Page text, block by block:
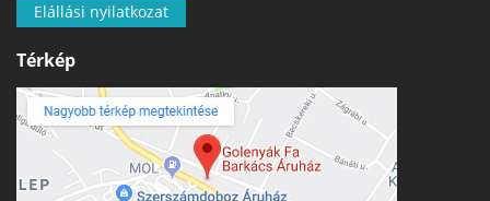
Elállási nyilatkozat
Térkép